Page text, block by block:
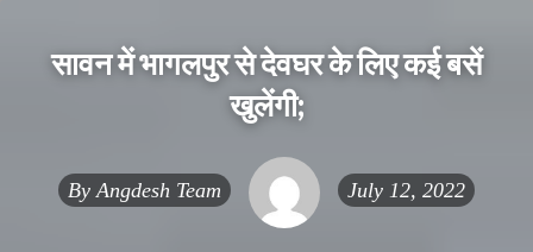
सावन में भागलपुर से देवघर के लिए कई बसें
खुलेंगी;
By Angdesh Team July 12, 2022